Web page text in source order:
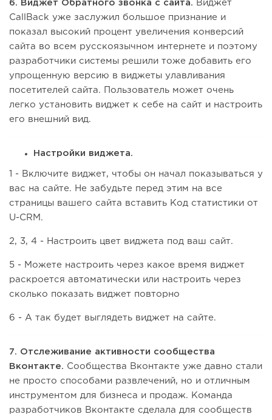
6. Виджет Обратного звонка с сайта. Виджет
CallBack уже заслужил большое признание и
показал высокий процент увеличения конверсий
сайта во всем русскоязычном интернете и поэтому
разработчики системы решили тоже добавить его
упрощенную версию в виджеты улавливания
посетителей сайта. Пользователь может очень
легко установить виджет к себе на сайт и настроить
его внешний вид.
Настройки виджета.
1 - Включите виджет, чтобы он начал показываться у
вас на сайте. Не забудьте перед этим на все
страницы вашего сайта вставить Код статистики от
U-CRM.
2, 3, 4 - Настроить цвет виджета под ваш сайт.
5 - Можете настроить через какое время виджет
раскроется автоматически или настроить через
сколько показать виджет повторно
6 - А так будет выглядеть виджет на сайте.
7. Отслеживание активности сообщества
Вконтакте. Сообщества Вконтакте уже давно стали
не просто способами развлечений, но и отличным
инструментом для бизнеса и продаж. Команда
разработчиков Вконтакте сделала для сообществ